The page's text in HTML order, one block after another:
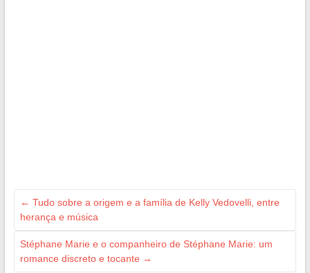
← Tudo sobre a origem e a família de Kelly Vedovelli, entre
herança e música
Stéphane Marie e o companheiro de Stéphane Marie: um
romance discreto e tocante →